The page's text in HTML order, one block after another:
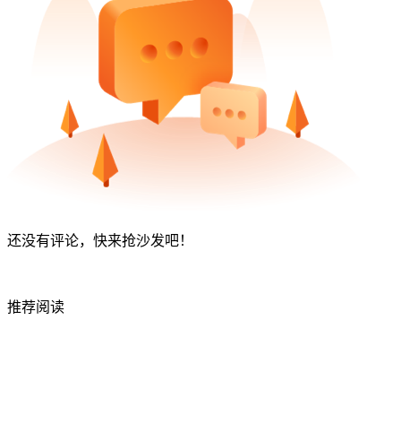
还没有评论，快来抢沙发吧！
推荐阅读